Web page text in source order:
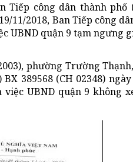
Tiếp công dân thành phố
11/2018, Ban Tiếp công
UBND quận 9 tạm ngưng
phường Trường
389568 (CH 02348) ngày
UBND quận 9 không